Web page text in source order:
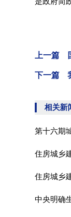
上一篇
下一篇
相关新
第十六期
住房城乡
住房城乡
中央明确